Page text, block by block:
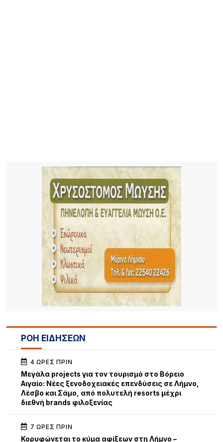
ΡΟΗ ΕΙΔΗΣΕΩΝ
4 ΏΡΕΣ ΠΡΙΝ
Μεγάλα projects για τον τουρισμό στο Βόρειο
Αιγαίο: Νέες ξενοδοχειακές επενδύσεις σε Λήμνο,
Λέσβο και Σάμο, από πολυτελή resorts μέχρι
διεθνή brands φιλοξενίας
7 ΏΡΕΣ ΠΡΙΝ
Κορυφώνεται το κύμα αφίξεων στη Λήμνο –